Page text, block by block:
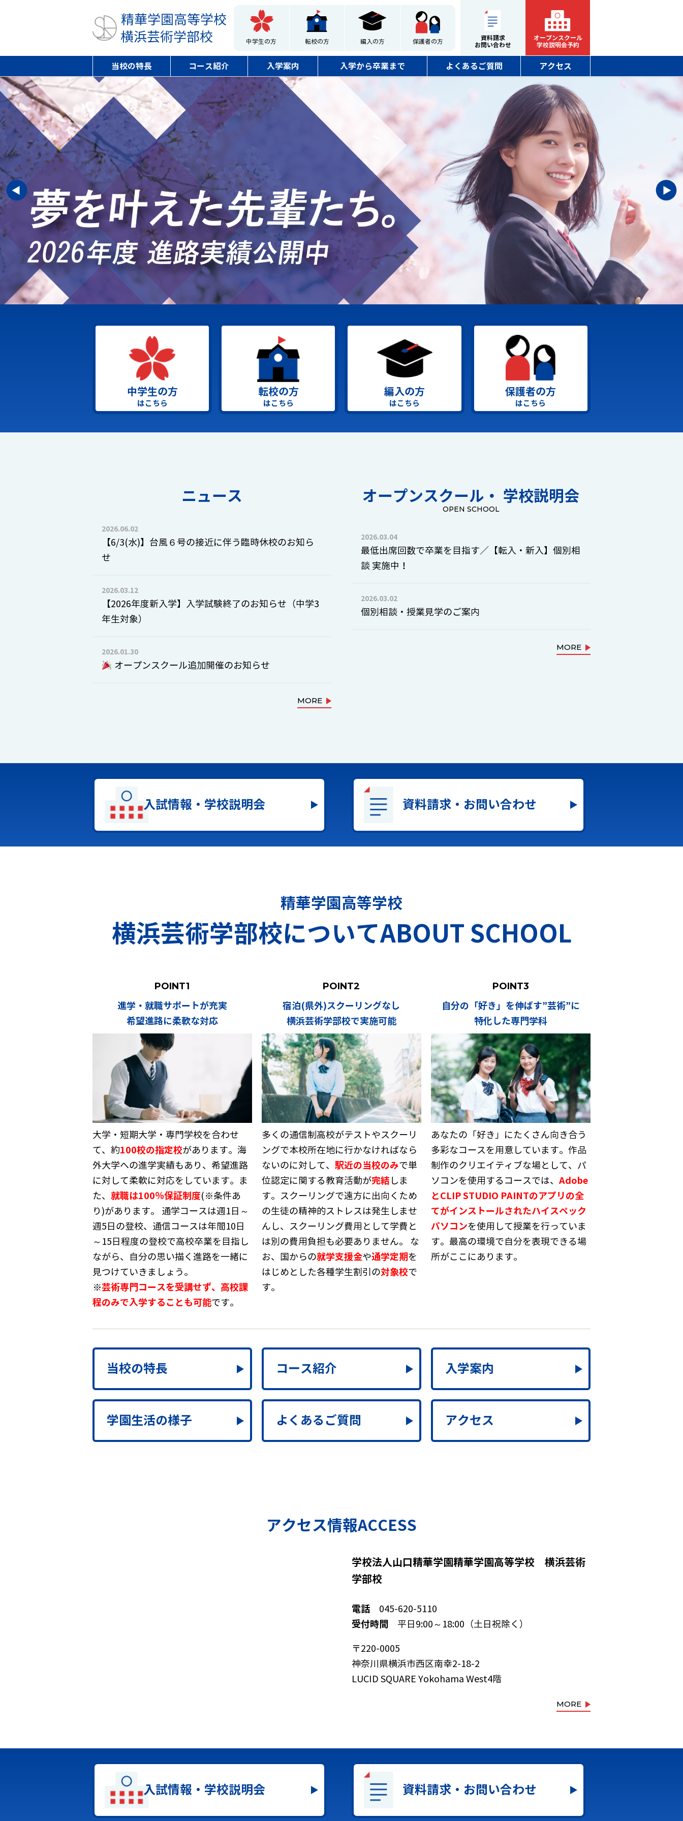
中学生の方 転校の方 編入の方 保護者の方
資料請求
お問い合わせ
オープンスクール
学校説明会予約
当校の特長 コース紹介 入学案内 入学から卒業まで よくあるご質問 アクセス
中学生の方
はこちら
転校の方
はこちら
編入の方
はこちら
保護者の方
はこちら
オープンスクール・ 学校説明会
OPEN SCHOOL
2026.03.04
最低出席回数で卒業を目指す／【転入・新入】個別相
談 実施中！
2026.03.02
個別相談・授業見学のご案内
MORE
ニュース
2026.06.02
【6/3(水)】台風６号の接近に伴う臨時休校のお知ら
せ
2026.03.12
【2026年度新入学】入学試験終了のお知らせ（中学3
年生対象）
2026.01.30
オープンスクール追加開催のお知らせ
MORE
入試情報・学校説明会 資料請求・お問い合わせ
精華学園高等学校
横浜芸術学部校についてABOUT SCHOOL
POINT1
進学・就職サポートが充実
希望進路に柔軟な対応
大学・短期大学・専門学校を合わせ
て、約100校の指定校があります。海
外大学への進学実績もあり、希望進路
に対して柔軟に対応をしています。ま
た、 就職は100％保証制度(※条件あ
り)があります。 通学コースは週1日～
週5日の登校、通信コースは年間10日
～15日程度の登校で高校卒業を目指し
ながら、自分の思い描く進路を一緒に
見つけていきましょう。
※芸術専門コースを受講せず、高校課
程のみで入学することも可能です。
POINT2
宿泊(県外)スクーリングなし
横浜芸術学部校で実施可能
多くの通信制高校がテストやスクーリ
ングで本校所在地に行かなければなら
ないのに対して、駅近の当校のみで単
位認定に関する教育活動が完結 しま
す。スクーリングで遠方に出向くため
の生徒の精神的ストレスは発生しませ
んし、スクーリング費用として学費と
は別の費用負担も必要ありません。 な
お、国からの就学支援金や通学定期を
はじめとした各種学生割引の対象校で
す。
POINT3
自分の「好き」を伸ばす”芸術”に
特化した専門学科
あなたの「好き」にたくさん向き合う
多彩なコースを用意しています。作品
制作のクリエイティブな場として、パ
ソコンを使用するコースでは、Adobe
とCLIP STUDIO PAINTのアプリの全
てがインストールされたハイスペック
パソコンを使用して授業を行っていま
す。最高の環境で自分を表現できる場
所がここにあります。
当校の特長 コース紹介 入学案内
学園生活の様子 よくある ご質問 アクセス
アクセス情報ACCESS
学校法人山口精華学園精華学園高等学校 横浜芸術
学部校
電話045-620-5110
受付時間 平日9:00～18:00（土日祝除く）
〒220-0005
神奈川県横浜市西区南幸2-18-2
LUCID SQUARE Yokohama West4階
MORE
入試情報・学校説明会 資料請求・お問い合わせ